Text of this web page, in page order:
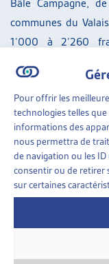
Pour offrir les
technologies telles
informations des
nous permettra de
de navigation ou les
consentir ou de retirer
sur certaines
Bâle Campagne,
communes du
1’000 à 2’260
notamment.
[1]
L’évolution de la
20.08.2019
[2]Selon le rapport
milliards entre
les cantons